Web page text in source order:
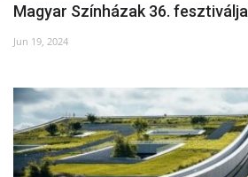
Magyar Színházak 36. fesztiválja
Jun 19, 2024